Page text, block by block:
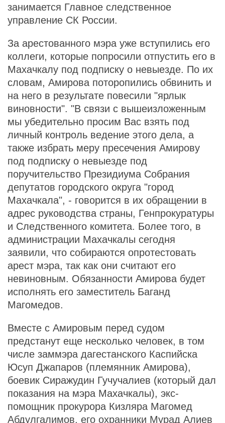
занимается Главное следственное
управление СК России.
За арестованного мэра уже вступились его
коллеги, которые попросили отпустить его в
Махачкалу под подписку о невыезде. По их
словам, Амирова поторопились обвинить и
на него в результате повесили "ярлык
виновности". "В связи с вышеизложенным
мы убедительно просим Вас взять под
личный контроль ведение этого дела, а
также избрать меру пресечения Амирову
под подписку о невыезде под
поручительство Президиума Собрания
депутатов городского округа "город
Махачкала", - говорится в их обращении в
адрес руководства страны, Генпрокуратуры
и Следственного комитета. Более того, в
администрации Махачкалы сегодня
заявили, что собираются опротестовать
арест мэра, так как они считают его
невиновным. Обязанности Амирова будет
исполнять его заместитель Баганд
Магомедов.
Вместе с Амировым перед судом
предстанут еще несколько человек, в том
числе заммэра дагестанского Каспийска
Юсуп Джапаров (племянник Амирова),
боевик Сиражудин Гучучалиев (который дал
показания на мэра Махачкалы), экс-
помощник прокурора Кизляра Магомед
Абдулгалимов, его охранники Мурад Алиев